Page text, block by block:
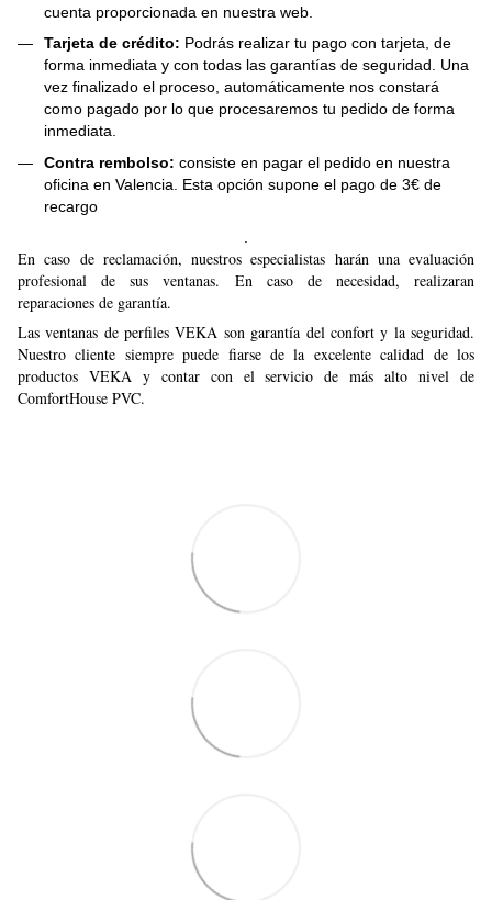
cuenta proporcionada en nuestra web.
Tarjeta de crédito: Podrás realizar tu pago con tarjeta, de
forma inmediata y con todas las garantías de seguridad. Una
vez finalizado el proceso, automáticamente nos constará
como pagado por lo que procesaremos tu pedido de forma
inmediata.
Contra rembolso: consiste en pagar el pedido en nuestra
oficina en Valencia. Esta opción supone el pago de 3€ de
recargo
En caso de reclamación, nuestros especialistas harán una evaluación
profesional de sus ventanas. En caso de necesidad, realizaran
reparaciones de garantía.
Las ventanas de perfiles VEKA son garantía del confort y la seguridad.
Nuestro cliente siempre puede fiarse de la excelente calidad de los
productos VEKA y contar con el servicio de más alto nivel de
ComfortHouse PVC.